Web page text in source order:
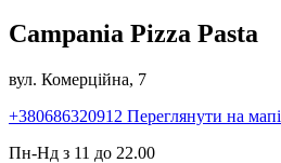
Campania Pizza Pasta
вул. Комерційна, 7
+380686320912 Переглянути на мапі
Пн-Нд з 11 до 22.00